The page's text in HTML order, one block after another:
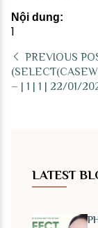
Nội dung:
1
PREVIOUS
– | 1 | 1 | 22/01/
LATEST